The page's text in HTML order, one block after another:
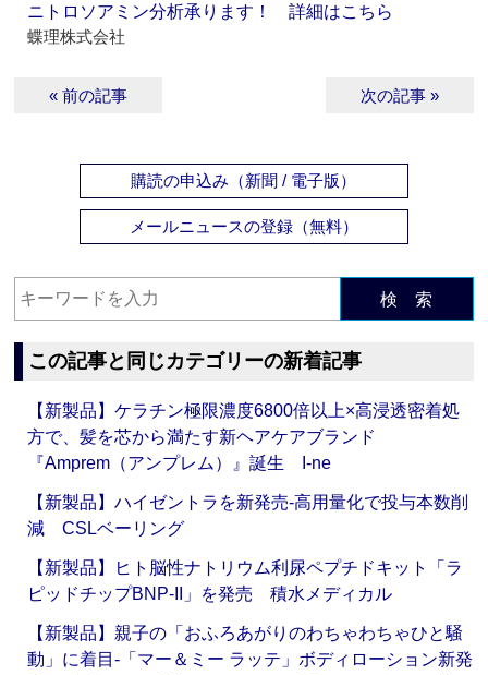
ニトロソアミン分析承ります！ 詳細はこちら
蝶理株式会社
« 前の記事 次の記事 »
購読の申込み（新聞 / 電子版）
メールニュースの登録（無料）
検 索
この記事と同じカテゴリーの新着記事
【新製品】ケラチン極限濃度6800倍以上×高浸透密着処
方で、髪を芯から満たす新ヘアケアブランド
『Amprem（アンプレム）』誕生 I-ne
【新製品】ハイゼントラを新発売‐高用量化で投与本数削
減 CSLベーリング
【新製品】ヒト脳性ナトリウム利尿ペプチドキット「ラ
ピッドチップBNP-II」を発売 積水メディカル
【新製品】親子の「おふろあがりのわちゃわちゃひと騒
動」に着目‐「マー＆ミー ラッテ」ボディローション新発